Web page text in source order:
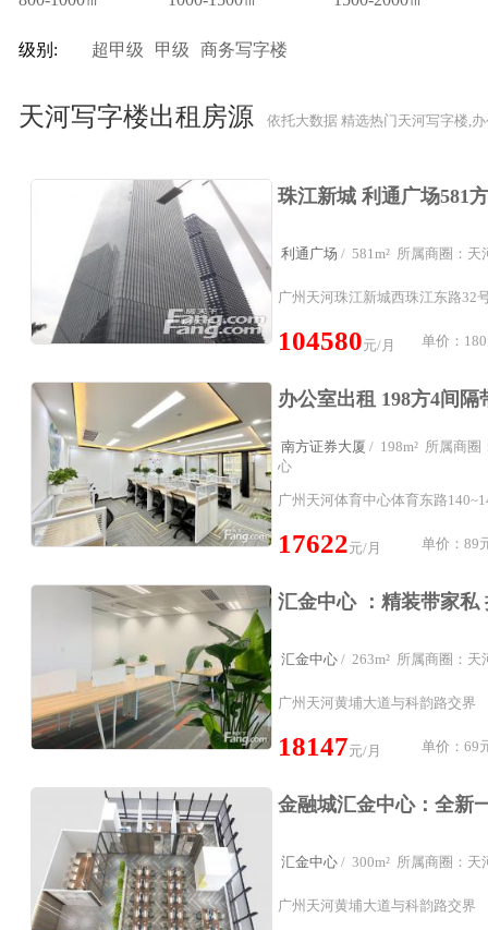
级别: 超甲级 甲级 商务写字楼
天河写字楼出租房源 依托大数据 精选热门天河写字楼,
利通广场 / 581m² 所属商圈：天
广州天河珠江新城西珠江东路32
104580元/月 单价：180
南方证券大厦 / 198m² 所属商圈
心
广州天河体育中心体育东路
17622元/月 单价：89
汇金中心 / 263m² 所属商圈：天
广州天河黄埔大道与科韵路交界
18147元/月 单价：69
汇金中心 / 300m² 所属商圈：天
广州天河黄埔大道与科韵路交界